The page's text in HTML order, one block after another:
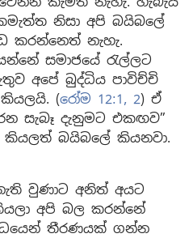
නිසා අපි බයිබලේ
නැහැ.
සමාජයේ රැල්ලට
අපේ බුද්ධිය පාවිච්චි
(රෝම 12:1, 2) ඒ
සැබෑ දැනුමට එකඟව”
කියලත් බයිබලේ කියනවා.
වුණාට අනිත් අයට
අපි බල කරන්නේ
තීරණයක් ගන්න